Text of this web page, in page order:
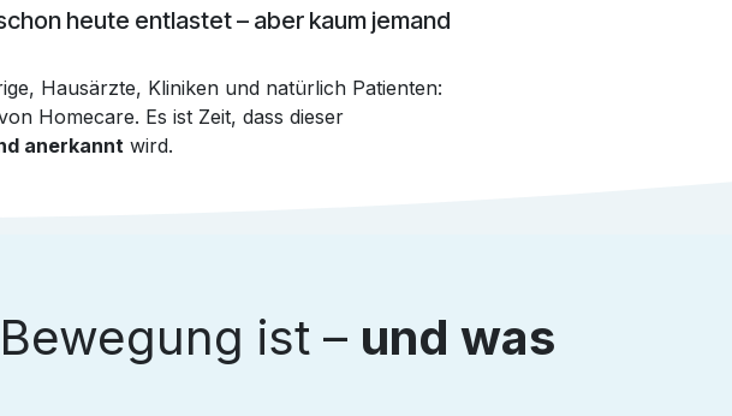
heute entlastet – aber kaum jemand
Hausärzte, Kliniken und natürlich Patienten:
Homecare. Es ist Zeit, dass dieser
anerkanntwird.
ist – und was